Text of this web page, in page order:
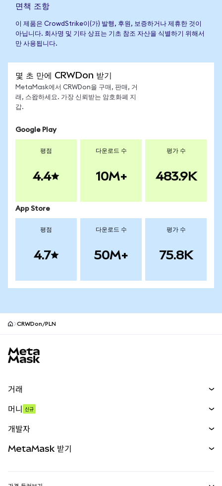
면책 조항
이 제품은 CrowdStrike이(가) 발행, 후원, 보증하거나 제휴한 것이
아닙니다. 회사명 및 기타 상표는 기초 참조 자산을 식별하기 위해서
만 사용됩니다.
몇 초 만에 CRWDon 받기
MetaMask에서 CRWDon을 구매, 판매, 거
래, 스왑하세요. 가장 신뢰받는 암호화폐 지
갑.
Google Play
평점
4.4
다운로드 수
10M+
평가 수
483.9K
App Store
평점
4.7
다운로드 수
50M+
평가 수
75.8K
CRWDon/PLN
거래
무기한 선물
실물자산
머니 신규
개발자
MetaMask 받기